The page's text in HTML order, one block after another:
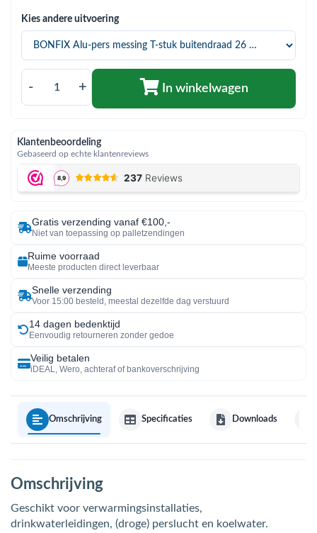
(Verwarming, kachels & ketels)
(Warmtepompen en warmtepompboilers)
Kies andere uitvoering
- + In winkelwagen
Klantenbeoordeling
Gebaseerd op echte klantenreviews
Gratis verzending vanaf €100,-
Niet van toepassing op palletzendingen
Ruime voorraad
Meeste producten direct leverbaar
Snelle verzending
Voor 15:00 besteld, meestal dezelfde dag verstuurd
14 dagen bedenktijd
Eenvoudig retourneren zonder gedoe
Veilig betalen
iDEAL, Wero, achteraf of bankoverschrijving
Omschrijving Specificaties Downloads
Omschrijving
Geschikt voor verwarmingsinstallaties,
drinkwaterleidingen, (droge) perslucht en koelwater.